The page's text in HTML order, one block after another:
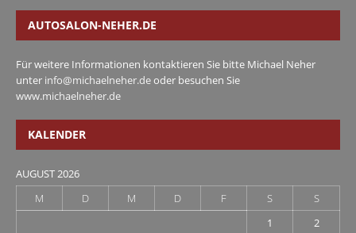
AUTOSALON-NEHER.DE
Für weitere Informationen kontaktieren Sie bitte Michael Neher
unter info@michaelneher.deoder besuchen Sie
www.michaelneher.de
KALENDER
AUGUST 2026
M
D M D F S
S
1
2